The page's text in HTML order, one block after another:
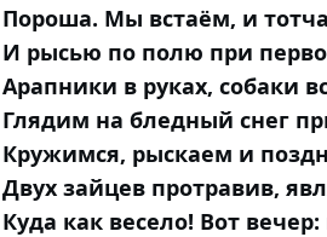
Пороша. Мы встаём, и
И рысью по полю при
Арапники в руках, собаки
Глядим на бледный снег
Кружимся, рыскаем и
Двух зайцев протравив,
Куда как весело! Вот